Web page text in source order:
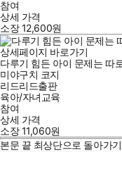
참여
상세 가격
소장12,600원
상세페이지 바로가기
다루기 힘든 아이 문제는 따
미야구치 코지
리드리드출판
육아/자녀교육
참여
상세 가격
소장11,060원
본문 끝 최상단으로 돌아가기